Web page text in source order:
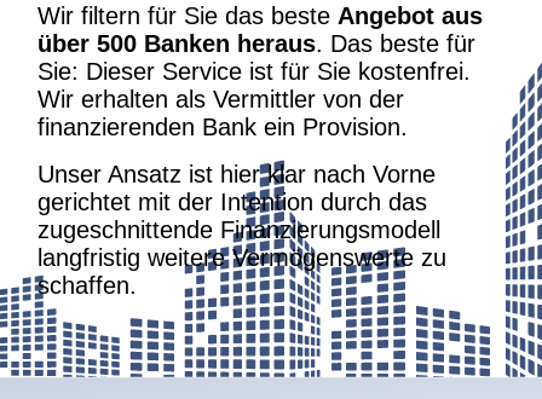
Wir filtern für Sie das beste Angebot aus
über 500 Banken heraus. Das beste für
Sie: Dieser Service ist für Sie kostenfrei.
Wir erhalten als Vermittler von der
finanzierenden Bank ein Provision.
Unser Ansatz ist hier klar nach Vorne
gerichtet mit der Intention durch das
zugeschnittende Finanzierungsmodell
langfristig weitere Vermögenswerte zu
schaffen.